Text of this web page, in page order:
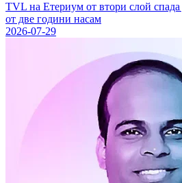
TVL на Етериум от втори слой
от две години насам
2026-07-29